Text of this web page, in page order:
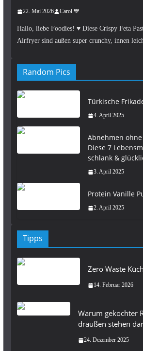
22. Mai 2026 Carol 💙
Hallo, liebe Foodies! ♥︎ Diese Crispy Feta
Airfryer sind außen super crunchy, innen
Random Pics
Türkische
4. April 2025
Abnehmen
Diese 7
schlank &
3. April 2025
Protein Vanille
2. April 2025
Tipps
Zero Waste
14. Februar 2026
Warum gekochter
draußen stehen
24. Dezember 2025